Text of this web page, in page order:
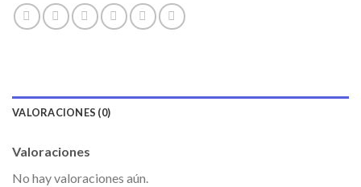
VALORACIONES (0)
Valoraciones
No hay valoraciones aún.